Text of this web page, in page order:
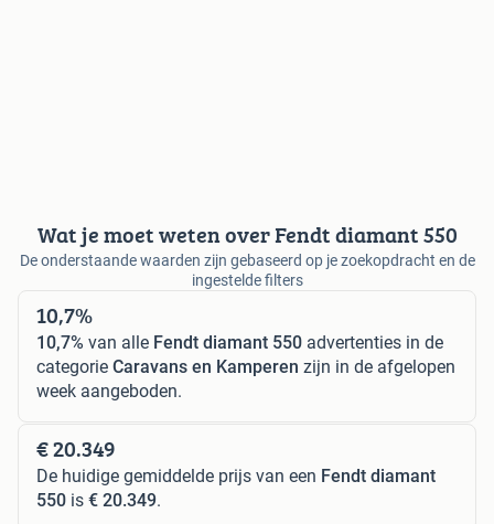
Wat je moet weten over Fendt diamant 550
De onderstaande waarden zijn gebaseerd op je zoekopdracht en de
ingestelde filters
10,7%
10,7% van alle Fendt diamant 550 advertenties in de
categorie Caravans en Kamperen zijn in de afgelopen
week aangeboden.
€ 20.349
De huidige gemiddelde prijs van een Fendt diamant
550 is € 20.349.